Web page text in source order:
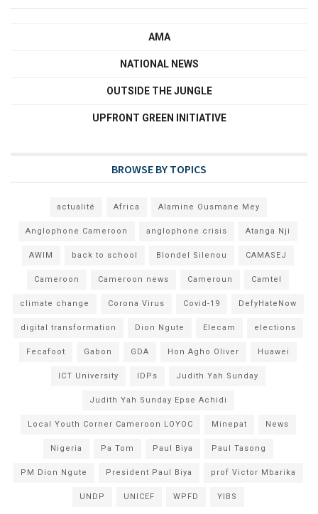
AMA
NATIONAL NEWS
OUTSIDE THE JUNGLE
UPFRONT GREEN INITIATIVE
BROWSE BY TOPICS
actualité Africa Alamine Ousmane Mey
Anglophone Cameroon anglophone crisis Atanga Nji
AWIM back to school Blondel Silenou CAMASEJ
Cameroon Cameroon news Cameroun Camtel
climate change Corona Virus Covid-19 DefyHateNow
digital transformation Dion Ngute Elecam elections
Fecafoot Gabon GDA Hon Agho Oliver Huawei
ICT University IDPs Judith Yah Sunday
Judith Yah Sunday Epse Achidi
Local Youth Corner Cameroon LOYOC Minepat News
Nigeria Pa Tom Paul Biya Paul Tasong
PM Dion Ngute President Paul Biya prof Victor Mbarika
UNDP UNICEF WPFD YIBS